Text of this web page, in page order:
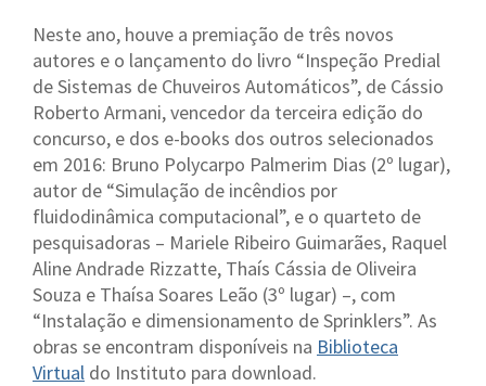
Neste ano, houve a premiação de três novos
autores e o lançamento do livro “Inspeção Predial
de Sistemas de Chuveiros Automáticos”, de Cássio
Roberto Armani, vencedor da terceira edição do
concurso, e dos e-books dos outros selecionados
em 2016: Bruno Polycarpo Palmerim Dias (2º lugar),
autor de “Simulação de incêndios por
fluidodinâmica computacional”, e o quarteto de
pesquisadoras – Mariele Ribeiro Guimarães, Raquel
Aline Andrade Rizzatte, Thaís Cássia de Oliveira
Souza e Thaísa Soares Leão (3º lugar) –, com
“Instalação e dimensionamento de Sprinklers”. As
obras se encontram disponíveis na Biblioteca
Virtual do Instituto para download.